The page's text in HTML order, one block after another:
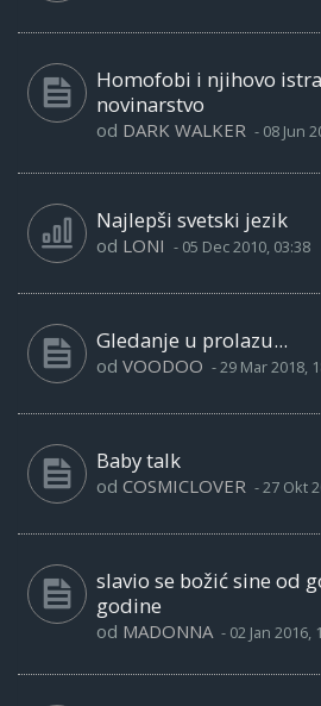
Homofobi i njihovo
novinarstvo
od DARK WALKER - 08 Jun
Najlepši svetski jezik
od LONI - 05 Dec 2010, 03:38
Gledanje u prolazu...
od VOODOO -29 Mar 2018,
Baby talk
od COSMICLOVER -27 Okt
slavio se božić sine od
godine
od MADONNA - 02 Jan 2016,